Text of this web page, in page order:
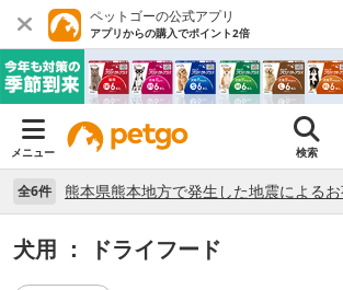
ペットゴーの公式アプリ
アプリからの購入でポイント2倍
メニュー 検索
全6件
犬用 ： ドライフード